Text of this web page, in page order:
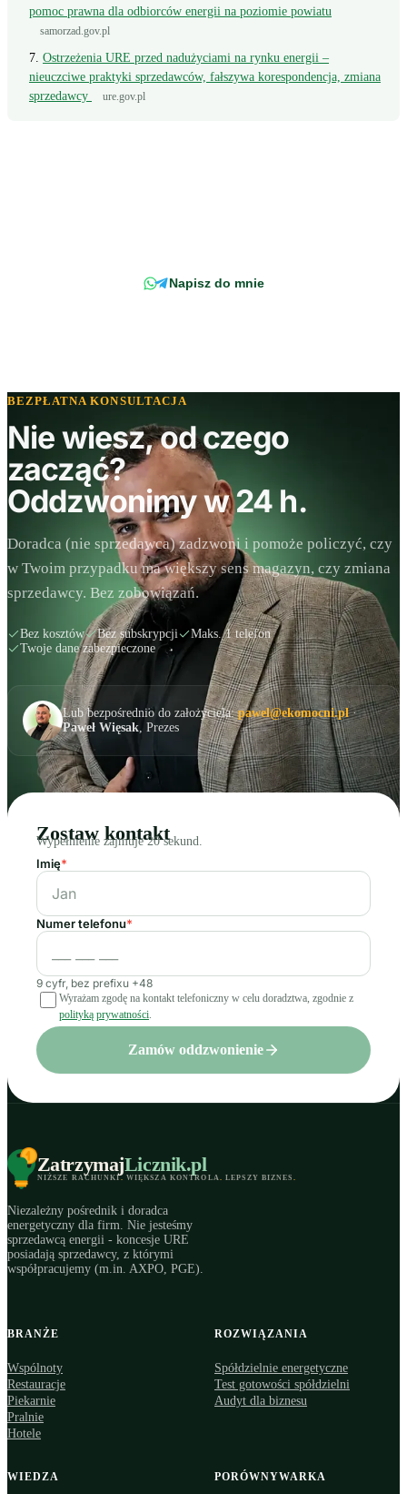
pomoc prawna dla odbiorców energii na poziomie powiatu
samorzad.gov.pl
Ostrzeżenia URE przed nadużyciami na rynku energii –
nieuczciwe praktyki sprzedawców, fałszywa korespondencja, zmiana
sprzedawcy
ure.gov.pl
Napisz do mnie
BEZPŁATNA KONSULTACJA
Nie wiesz, od czego
zacząć?
Oddzwonimy w 24 h.
Doradca (nie sprzedawca) zadzwoni i pomoże policzyć, czy
w Twoim przypadku ma większy sens magazyn, czy zmiana
sprzedawcy. Bez zobowiązań.
Bez kosztów Bez subskrypcji
Maks. 1 telefon
Twoje dane zabezpieczone
Lub bezpośrednio do założyciela:pawel@ekomocni.pl·
Paweł Więsak, Prezes
Zostaw kontakt
Wypełnienie zajmuje 20 sekund.
Imię*
Numer telefonu*
9 cyfr, bez prefixu +48
Wyrażam zgodę na kontakt telefoniczny w celu doradztwa, zgodnie z
polityką prywatności.
Zamów oddzwonienie
ZatrzymajLicznik.pl
NIŻSZE RACHUNKI. WIĘKSZA KONTROLA. LEPSZY BIZNES .
Niezależny pośrednik i doradca
energetyczny dla firm. Nie jesteśmy
sprzedawcą energii - koncesje URE
posiadają sprzedawcy, z którymi
współpracujemy (m.in. AXPO, PGE).
BRANŻE
Wspólnoty
Restauracje
Piekarnie
Pralnie
Hotele
ROZWIĄZANIA
Spółdzielnie energetyczne
Test gotowości spółdzielni
Audyt dla biznesu
WIEDZA PORÓWNYWARKA